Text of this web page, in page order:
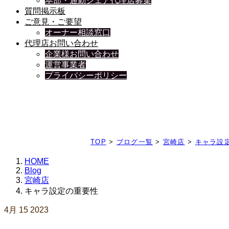
質問掲示板
ご意見・ご要望
オーナー相談窓口
代理店お問い合わせ
企業様お問い合わせ
運営事業者
プライバシーポリシー
TOP > ブログ一覧 > 宮崎店 > キャラ設
HOME
Blog
宮崎店
キャラ設定の重要性
4月 15 2023